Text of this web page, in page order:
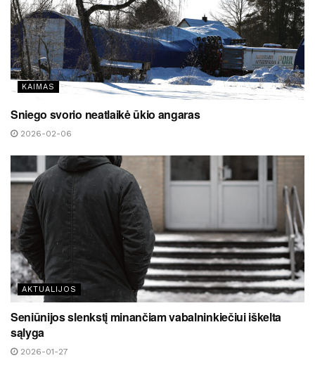
KAIMAS
Sniego svorio neatlaikė ūkio angaras
2026-02-06
AKTUALIJOS
Seniūnijos slenkstį minančiam vabalninkiečiui iškelta
sąlyga
2026-01-27